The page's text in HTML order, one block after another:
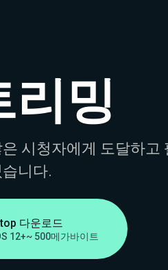
리밍
시청자에게 도달하고
니다.
다운로드
12+~ 500메가바이트